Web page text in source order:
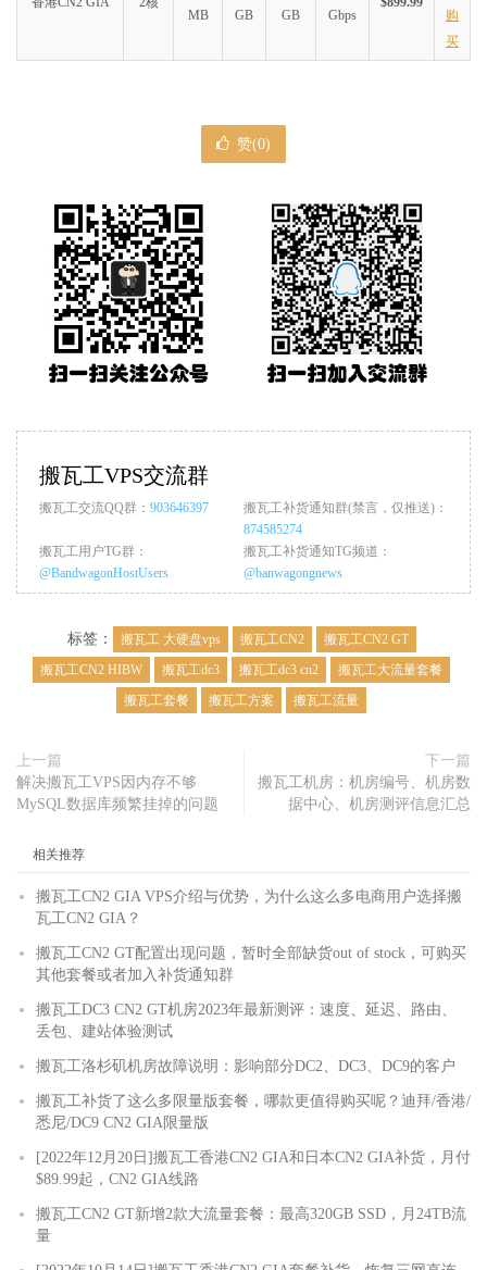
MB
GB
GB
Gbps
购
买
赞(0)
搬瓦工VPS交流群
搬瓦工交流QQ群： 903646397
搬瓦工补货通知群(禁言，仅推送)：
874585274
搬瓦工用户TG群：
@BandwagonHostUsers
搬瓦工补货通知TG频道：
@banwagongnews
标签： 搬瓦工 大硬盘vps 搬瓦工CN2
搬瓦工CN2 GT
搬瓦工CN2 HIBW
搬瓦工dc3 搬瓦工dc3 cn2
搬瓦工大流量套餐
搬瓦工套餐
搬瓦工方案 搬瓦工流量
上一篇
解决搬瓦工VPS因内存不够
MySQL数据库频繁挂掉的问题
下一篇
搬瓦工机房：机房编号、机房数
据中心、机房测评信息汇总
相关推荐
搬瓦工CN2 GIA VPS介绍与优势，为什么这么多电商用户选择搬
瓦工CN2 GIA？
搬瓦工CN2 GT配置出现问题，暂时全部缺货out of stock，可购买
其他套餐或者加入补货通知群
搬瓦工DC3 CN2 GT机房2023年最新测评：速度、延迟、路由、
丢包、建站体验测试
搬瓦工洛杉矶机房故障说明：影响部分DC2、DC3、DC9的客户
搬瓦工补货了这么多限量版套餐，哪款更值得购买呢？迪拜/香港/
悉尼/DC9 CN2 GIA限量版
[2022年12月20日]搬瓦工香港CN2 GIA和日本CN2 GIA补货，月付
$89.99起，CN2 GIA线路
搬瓦工CN2 GT新增2款大流量套餐：最高320GB SSD，月24TB流
量